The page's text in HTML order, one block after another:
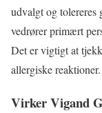
udvalgt og tolereres
vedrører primært
Det er vigtigt at
allergiske reaktioner.
Virker Vigand